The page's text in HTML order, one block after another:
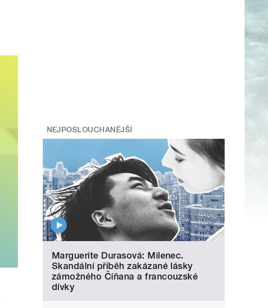
NEJPOSLOUCHANĚJŠÍ
Marguerite Durasová: Milenec.
Skandální příběh zakázané lásky
zámožného Číňana a francouzské
dívky